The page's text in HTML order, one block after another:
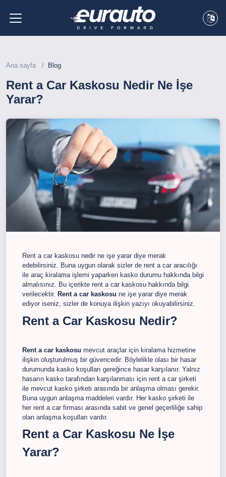
Ana sayfa Blog
Rent a Car Kaskosu Nedir Ne İşe
Yarar?
Rent a car kaskosu nedir ne işe yarar diye merak
edebilirsiniz. Buna uygun olarak sizler de rent a car aracılığı
ile araç kiralama işlemi yaparken kasko durumu hakkında bilgi
almalısınız. Bu içerikte rent a car kaskosu hakkında bilgi
verilecektir. Rent a car kaskosu ne işe yarar diye merak
ediyor iseniz, sizler de konuya ilişkin yazıyı okuyabilirsiniz.
Rent a Car Kaskosu Nedir?
Rent a car kaskosu mevcut araçlar için kiralama hizmetine
ilişkin oluşturulmuş bir güvencedir. Böylelikle olası bir hasar
durumunda kasko koşulları gereğince hasar karşılanır. Yalnız
hasarın kasko tarafından karşılanması için rent a car şirketi
ile mevcut kasko şirketi arasında bir anlaşma olması gerekir.
Buna uygun anlaşma maddeleri vardır. Her kasko şirketi ile
her rent a car firması arasında sabit ve genel geçerliliğe sahip
olan anlaşma koşulları vardır.
Rent a Car Kaskosu Ne İşe
Yarar?